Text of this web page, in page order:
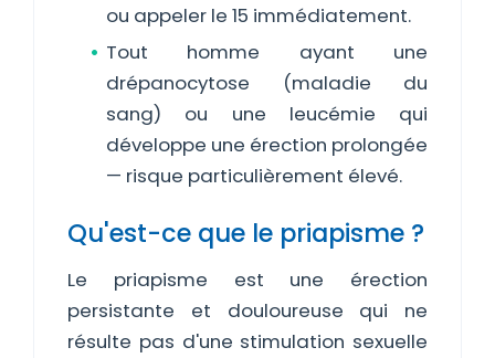
ou appeler le 15 immédiatement.
Tout homme ayant une
drépanocytose (maladie du
sang) ou une leucémie qui
développe une érection prolongée
— risque particulièrement élevé.
Qu'est-ce que le priapisme ?
Le priapisme est une érection
persistante et douloureuse qui ne
résulte pas d'une stimulation sexuelle